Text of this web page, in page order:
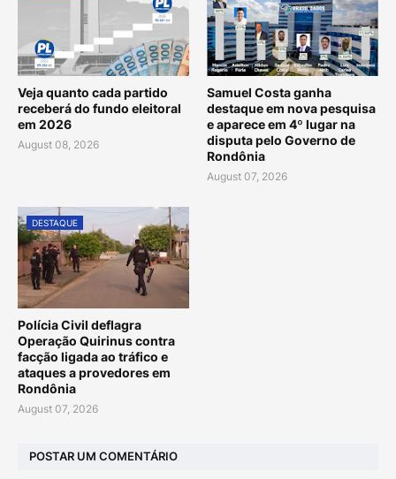
Veja quanto cada partido
receberá do fundo eleitoral
em 2026
August 08, 2026
Samuel Costa ganha
destaque em nova pesquisa
e aparece em 4º lugar na
disputa pelo Governo de
Rondônia
August 07, 2026
DESTAQUE
Polícia Civil deflagra
Operação Quirinus contra
facção ligada ao tráfico e
ataques a provedores em
Rondônia
August 07, 2026
POSTAR UM COMENTÁRIO